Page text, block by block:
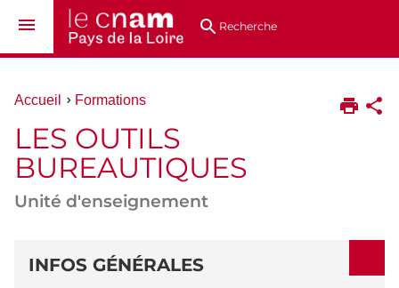
au
directsRecherche
Vous
Accueil Formations
LES OUTILS
BUREAUTIQUES
Unité d'enseignement
DÉTAILS
INFOS GÉNÉRALES